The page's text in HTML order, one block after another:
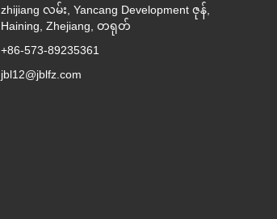
zhijiang လမ်း, Yancang Development ဇုန်,
Haining, Zhejiang, တရုတ်
+86-573-89235361
jbl12@jblfz.com